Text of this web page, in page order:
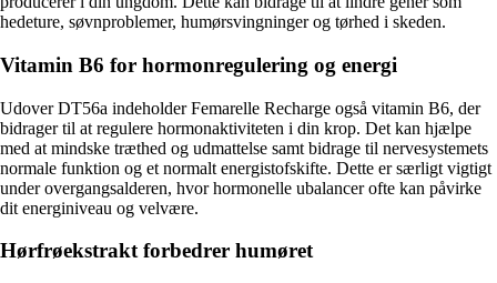
hedeture, søvnproblemer, humørsvingninger og tørhed i skeden.
Vitamin B6 for hormonregulering og energi
Udover DT56a indeholder Femarelle Recharge også vitamin B6, der
bidrager til at regulere hormonaktiviteten i din krop. Det kan hjælpe
med at mindske træthed og udmattelse samt bidrage til nervesystemets
normale funktion og et normalt energistofskifte. Dette er særligt vigtigt
under overgangsalderen, hvor hormonelle ubalancer ofte kan påvirke
dit energiniveau og velvære.
Hørfrøekstrakt forbedrer humøret